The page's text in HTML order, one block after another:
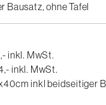
Bausatz, ohne Tafel
inkl. MwSt.
inkl. MwSt.
inkl beidseitiger